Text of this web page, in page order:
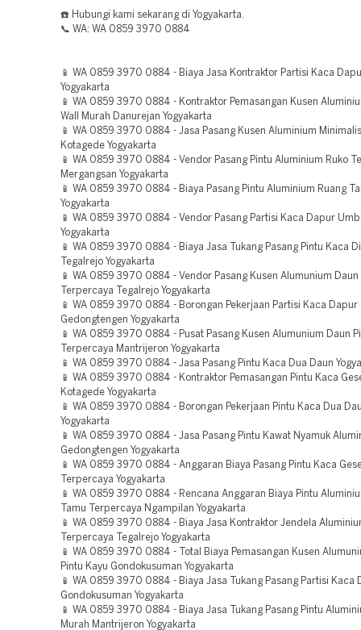
☎️ Hubungi kami sekarang di Yogyakarta.
📞 WA: WA 0859 3970 0884
📱 WA 0859 3970 0884 - Biaya Jasa Kontraktor Partisi Kaca
Yogyakarta
📱 WA 0859 3970 0884 - Kontraktor Pemasangan Kusen
Wall Murah Danurejan Yogyakarta
📱 WA 0859 3970 0884 - Jasa Pasang Kusen Aluminium
Kotagede Yogyakarta
📱 WA 0859 3970 0884 - Vendor Pasang Pintu Aluminium Ruko
Mergangsan Yogyakarta
📱 WA 0859 3970 0884 - Biaya Pasang Pintu Aluminium Ruang
Yogyakarta
📱 WA 0859 3970 0884 - Vendor Pasang Partisi Kaca Dapur
Yogyakarta
📱 WA 0859 3970 0884 - Biaya Jasa Tukang Pasang Pintu Kaca
Tegalrejo Yogyakarta
📱 WA 0859 3970 0884 - Vendor Pasang Kusen Alumunium Daun
Terpercaya Tegalrejo Yogyakarta
📱 WA 0859 3970 0884 - Borongan Pekerjaan Partisi Kaca
Gedongtengen Yogyakarta
📱 WA 0859 3970 0884 - Pusat Pasang Kusen Alumunium Daun
Terpercaya Mantrijeron Yogyakarta
📱 WA 0859 3970 0884 - Jasa Pasang Pintu Kaca Dua Daun
📱 WA 0859 3970 0884 - Kontraktor Pemasangan Pintu Kaca
Kotagede Yogyakarta
📱 WA 0859 3970 0884 - Borongan Pekerjaan Pintu Kaca Dua
Yogyakarta
📱 WA 0859 3970 0884 - Jasa Pasang Pintu Kawat Nyamuk
Gedongtengen Yogyakarta
📱 WA 0859 3970 0884 - Anggaran Biaya Pasang Pintu Kaca
Terpercaya Yogyakarta
📱 WA 0859 3970 0884 - Rencana Anggaran Biaya Pintu
Tamu Terpercaya Ngampilan Yogyakarta
📱 WA 0859 3970 0884 - Biaya Jasa Kontraktor Jendela
Terpercaya Tegalrejo Yogyakarta
📱 WA 0859 3970 0884 - Total Biaya Pemasangan Kusen
Pintu Kayu Gondokusuman Yogyakarta
📱 WA 0859 3970 0884 - Biaya Jasa Tukang Pasang Partisi Kaca
Gondokusuman Yogyakarta
📱 WA 0859 3970 0884 - Biaya Jasa Tukang Pasang Pintu
Murah Mantrijeron Yogyakarta